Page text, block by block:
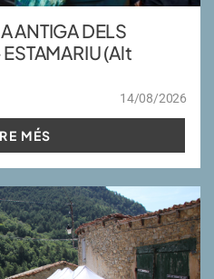
ANTIGA DELS
(Alt
14/08/2026
MÉS